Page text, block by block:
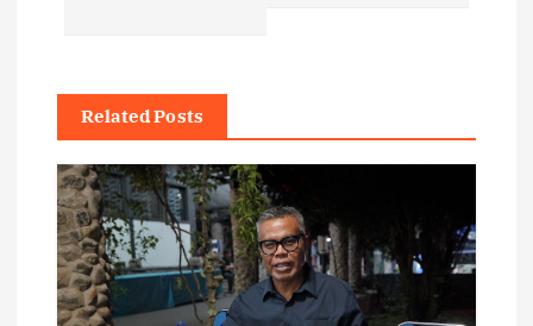
v
g
Related Posts